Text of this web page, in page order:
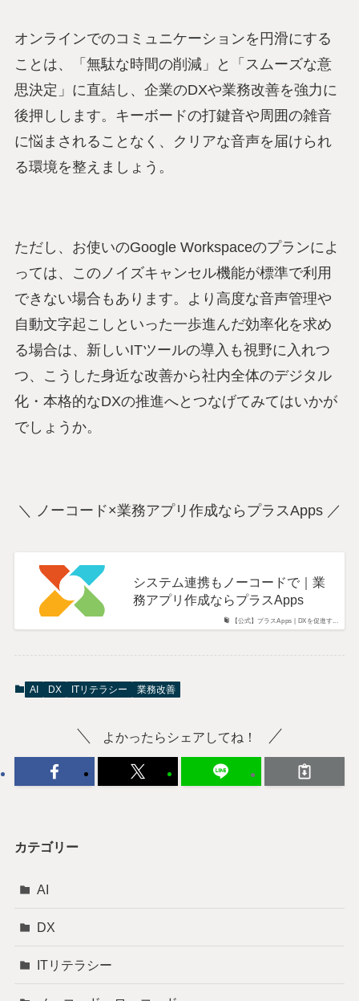
オンラインでのコミュニケーションを円滑にする
ことは、「無駄な時間の削減」と「スムーズな意
思決定」に直結し、企業のDXや業務改善を強力に
後押しします。キーボードの打鍵音や周囲の雑音
に悩まされることなく、クリアな音声を届けられ
る環境を整えましょう。
ただし、お使いのGoogle Workspaceのプランによ
っては、このノイズキャンセル機能が標準で利用
できない場合もあります。より高度な音声管理や
自動文字起こしといった一歩進んだ効率化を求め
る場合は、新しいITツールの導入も視野に入れつ
つ、こうした身近な改善から社内全体のデジタル
化・本格的なDXの推進へとつなげてみてはいかが
でしょうか。
＼ ノーコード×業務アプリ作成ならプラスApps ／
【公式】プラスApps | DXを促進す...
システム連携もノーコードで｜業
務アプリ作成ならプラスApps
AI DX ITリテラシー 業務改善
よかったらシェアしてね！
カテゴリー
AI
DX
ITリテラシー